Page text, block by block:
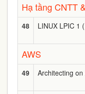
Hạ tầng CNTT
48 LINUX LPIC 1
AWS
49 Architecting on